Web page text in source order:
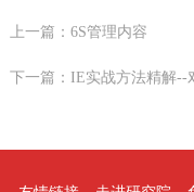
上一篇： 6S管理内容
下一篇： IE实战方法精解--